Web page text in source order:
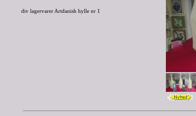
div lagervarer Artdanish hylle nr 1